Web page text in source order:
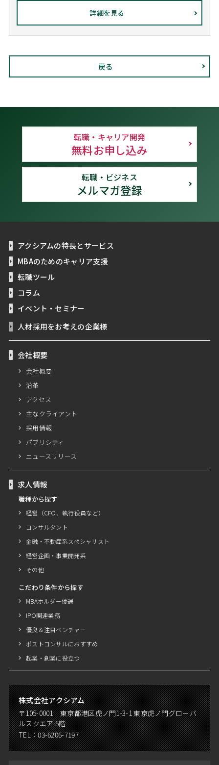
詳細を見る
戻る
転職・キャリア開発
無料お申し込み
転職・ビジネス
メルマガ登録
アクシアムの特長とサービス
MBAのためのキャリア支援
転職ツール
コラム
イベント・セミナー
人材採用をお考えの企業様
会社概要
会社概要
沿革
アクセス
主なクライアント
採用情報
パブリシティ
ニュースリリース
求人情報
職種から探す
経営（CFO、執行役員など）
コンサルタント
金融・不動産系スペシャリスト
経営企画・事業開発系
その他
こだわり条件から探す
MBAホルダー優遇
IPO関連業務
優良＆注目ベンチャー
ポストコンサルにおすすめ
起業・創業に役立つ
株式会社アクシアム
〒105-0001 東京都港区虎ノ門1-3-1 東京虎ノ門グローバ
ルスクエア 5階
TEL：03-6206-7197